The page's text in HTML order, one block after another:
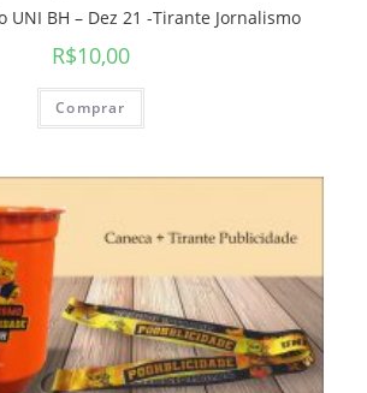
UNI BH – Dez 21 -Tirante Jornalismo
R$10,00
Comprar